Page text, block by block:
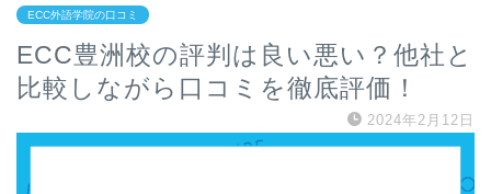
ECC外語学院の口コミ
ECC豊洲校の評判は良い悪い？他社と
比較しながら口コミを徹底評価！
2024年2月12日